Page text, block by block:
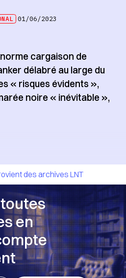
01/06/2023
cargaison de
délabré au large du
« risques évidents »,
noire « inévitable »,
des archives LNT
en